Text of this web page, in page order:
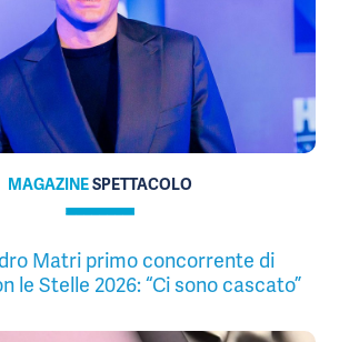
MAGAZINESPETTACOLO
Matri primo concorrente di
le Stelle 2026: “Ci sono cascato”